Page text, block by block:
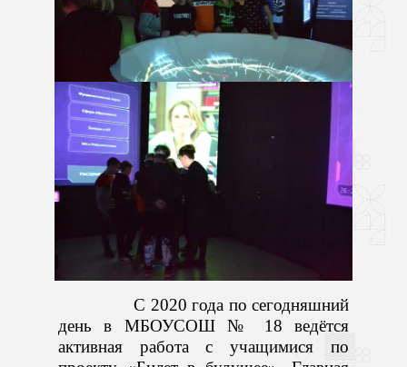
С 2020 года по сегодняшний
день в МБОУСОШ № 18 ведётся
активная работа с учащимися по